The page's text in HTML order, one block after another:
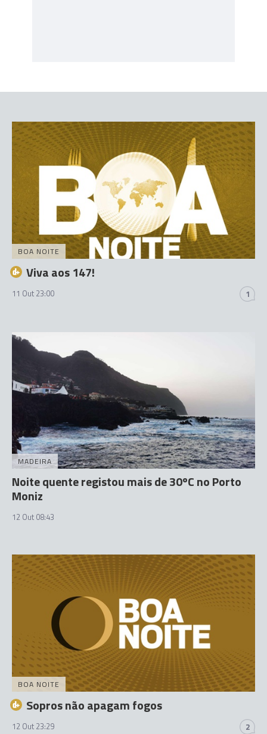
BOA NOITE
Viva aos 147!
11 Out 23:00 1
MADEIRA
Noite quente registou mais de 30ºC no Porto
Moniz
12 Out 08:43
BOA NOITE
Sopros não apagam fogos
12 Out 23:29 2